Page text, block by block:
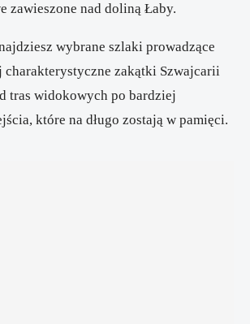
zawieszone nad doliną Łaby.
wybrane szlaki prowadzące
charakterystyczne zakątki Szwajcarii
tras widokowych po bardziej
które na długo zostają w pamięci.